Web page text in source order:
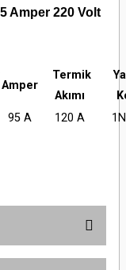
Amper 220 Volt
Amper
Termik
Akımı
95 A 120 A